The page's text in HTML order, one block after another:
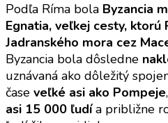
Podľa Ríma bola Byzancia
Egnatia, veľkej cesty, ktorú
Jadranského mora cez
Byzancia bola dôsledne
uznávaná ako dôležitý
čase veľké asi ako Pompeje
asi 15 000 ľudía približne